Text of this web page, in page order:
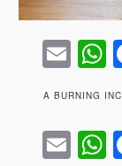
A BURNING